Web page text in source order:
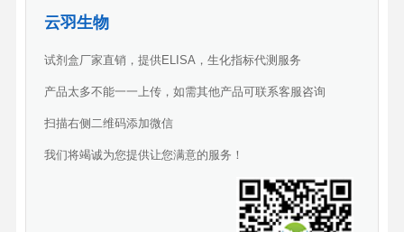
云羽生物
试剂盒厂家直销，提供ELISA，生化指标代测服务
产品太多不能一一上传，如需其他产品可联系客服咨询
扫描右侧二维码添加微信
我们将竭诚为您提供让您满意的服务！